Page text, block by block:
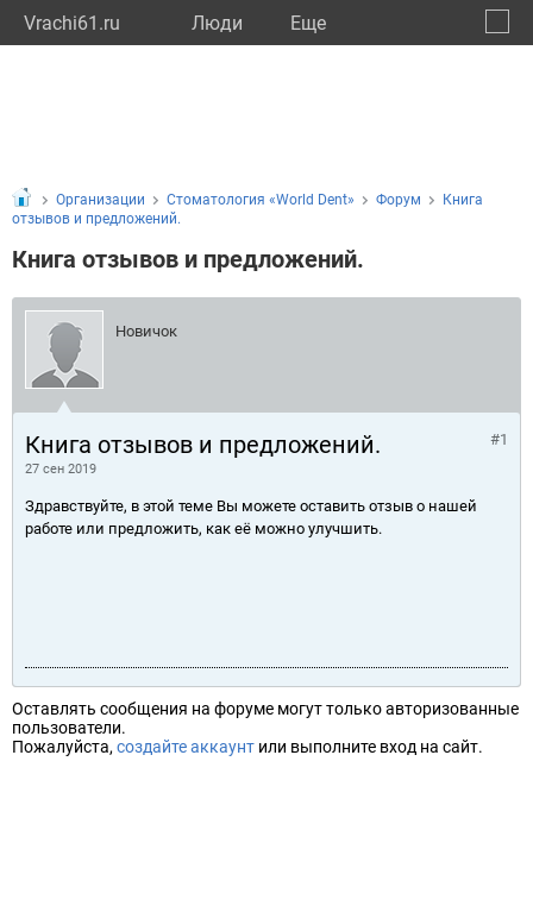
Vrachi61.ru Люди Eще
Организации Стоматология «World Dent» Форум
Книга
отзывов и предложений.
Книга отзывов и предложений.
Новичок
Книга отзывов и предложений.
27 сен 2019
#1
Здравствуйте, в этой теме Вы можете оставить отзыв о нашей
работе или предложить, как её можно улучшить.
Оставлять сообщения на форуме могут только авторизованные
пользователи.
Пожалуйста, создайте аккаунт или выполните вход на сайт.